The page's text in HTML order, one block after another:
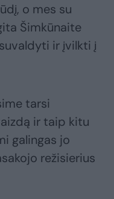
o mes su
Šimkūnaite
ir įvilkti į
tarsi
ir taip kitu
galingas jo
režisierius